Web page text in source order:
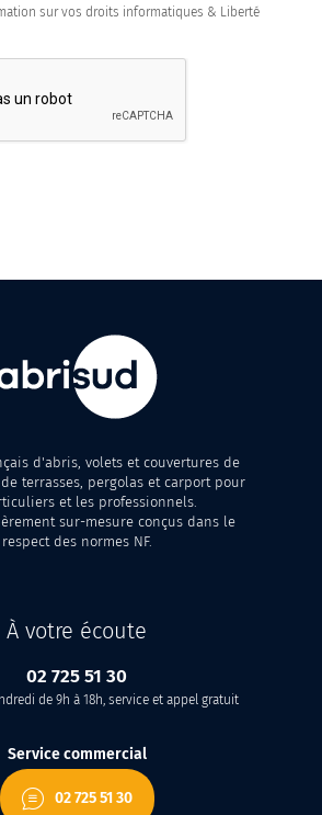
sur vos droits informatiques & Liberté
d'abris, volets et couvertures de
terrasses, pergolas et carport pour
et les professionnels.
sur-mesure conçus dans le
respect des normes NF.
À votre écoute
02 725 51 30
de 9h à 18h, service et appel gratuit
Service commercial
02 725 51 30